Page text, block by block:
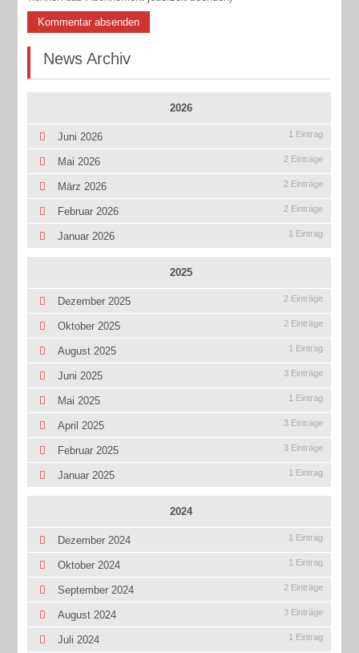
Kommentar absenden
News Archiv
2026
Juni 2026 1 Eintrag
Mai 2026 2 Einträge
März 2026 2 Einträge
Februar 2026 2 Einträge
Januar 2026 1 Eintrag
2025
Dezember 2025 2 Einträge
Oktober 2025 2 Einträge
August 2025 1 Eintrag
Juni 2025 3 Einträge
Mai 2025 1 Eintrag
April 2025 3 Einträge
Februar 2025 3 Einträge
Januar 2025 1 Eintrag
2024
Dezember 2024 1 Eintrag
Oktober 2024 1 Eintrag
September 2024 2 Einträge
August 2024 3 Einträge
Juli 2024 1 Eintrag